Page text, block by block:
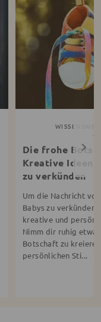
Die frohe
Kreative Ideen,
zu verkünden
Um die Nachricht
Babys zu
kreative und
Nimm dir ruhig
Botschaft zu
persönlichen Sti...